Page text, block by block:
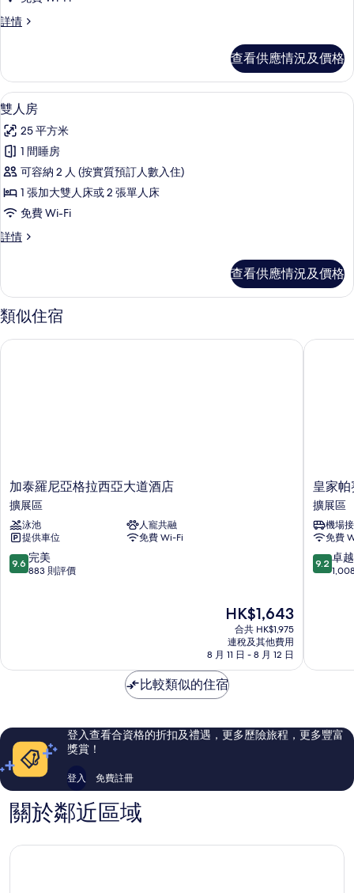
房
的
片
詳情
普
詳
情
查看供應情況及價格
載
入
所
有
雙
人
房
的
片
高級寢具、迷你吧、房內夾萬、遮光
7
雙人房
25 平方米
1 間睡房
可容納 2 人 (按實質預訂人數入住)
1 張加大雙人床或 2 張單人床
免費 Wi-Fi
詳情
雙
情
查看供應情況及價格
類似住宿
加
泰
羅
尼
亞
格
拉
擴
加泰羅尼亞格拉西亞大道酒店
擴展區
泳池
人寵共融
提供車位
免費 Wi-Fi
9.6
分
美，
價
篇
價
9.6 完美
883 則評價
現
HK$1,643
HK$1,643
合共 HK$1,975
連稅及其他費用
8 月 11 日 - 8 月 12 日
加泰羅尼亞格拉西亞大道酒店
皇
家
帕
賽
格
拉
西
皇家
擴展區
機場
免費
9.2
分
越，
價
篇
9.2 卓越
皇家帕
比較類似的住宿
登入查看合資格的折扣及禮遇，更多歷險旅程，更多豐富
獎賞！
登入 免費註冊
關於鄰近區域